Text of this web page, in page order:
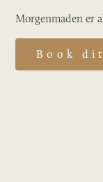
Morgenmaden er
Book